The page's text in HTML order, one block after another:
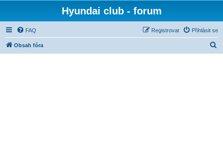
Hyundai club - forum
FAQ Přihlásit se
Registrovat
Obsah fóra